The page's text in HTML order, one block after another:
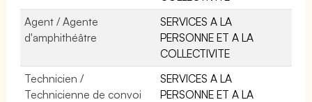
Agent / Agente
d'amphithéâtre
SERVICES A LA
PERSONNE ET A LA
COLLECTIVITE
Technicien /
Technicienne de convoi
SERVICES A LA
PERSONNE ET A LA